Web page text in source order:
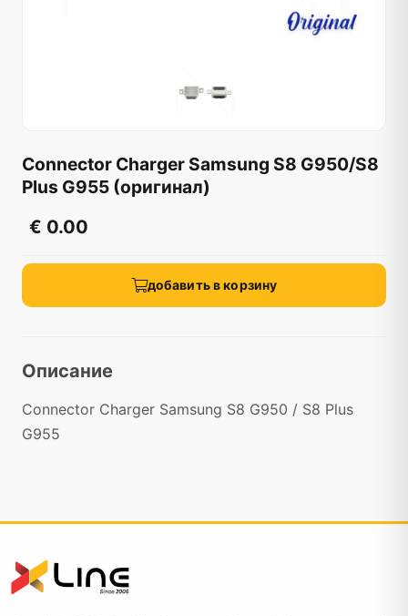
Connector Charger Samsung S8 G950/S8
Plus G955 (оригинал)
€ 0.00
добавить в корзину
Описание
Connector Charger Samsung S8 G950 / S8 Plus
G955